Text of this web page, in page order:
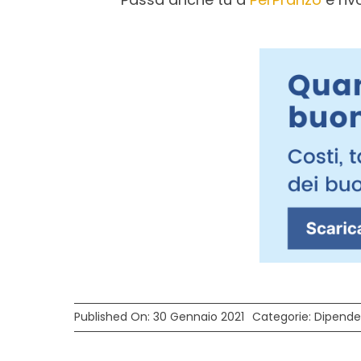
Published On: 30 Gennaio 2021 Categorie: